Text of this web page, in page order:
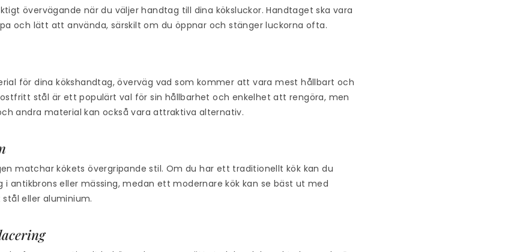
övervägande när du väljer handtag till dina köksluckor. Handtaget ska vara
och lätt att använda, särskilt om du öppnar och stänger luckorna ofta.
för dina kökshandtag, överväg vad som kommer att vara mest hållbart och
stål är ett populärt val för sin hållbarhet och enkelhet att rengöra, men
andra material kan också vara attraktiva alternativ.
matchar kökets övergripande stil. Om du har ett traditionellt kök kan du
i antikbrons eller mässing, medan ett modernare kök kan se bäst ut med
eller aluminium.